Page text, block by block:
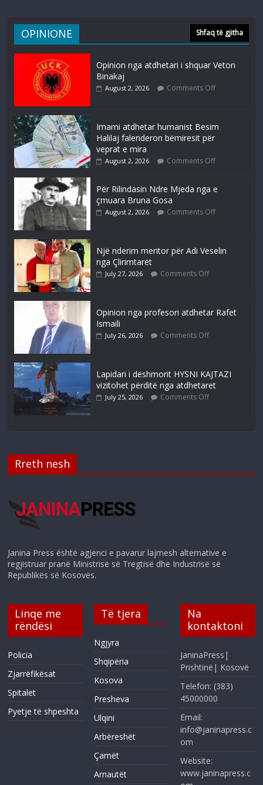
OPINIONE Shfaq të gjitha
Opinion nga atdhetari i shquar Veton
Binakaj
August 2, 2026 Comments Off
Imami atdhetar humanist Besim
Halilaj falenderon bëmiresit për
veprat e mira
August 2, 2026 Comments Off
Për Rilindasin Ndre Mjeda nga e
çmuara Bruna Gosa
August 2, 2026 Comments Off
Një nderim meritor për Adi Veselin
nga Çlirimtarët
July 27, 2026 Comments Off
Opinion nga profesori atdhetar Rafet
Ismaili
July 26, 2026 Comments Off
Lapidari i dëshmorit HYSNI KAJTAZI
vizitohet përditë nga atdhetaret
July 25, 2026 Comments Off
Rreth nesh
Janina Press është agjenci e pavarur lajmesh alternative e
regjistruar pranë Ministrisë së Tregtisë dhe Industrisë së
Republikës së Kosovës.
Linqe me
rëndësi
Policia
Zjarrëfikësat
Spitalet
Pyetje të shpeshta
Të tjera
Ngjyra
Shqipëria
Kosova
Presheva
Ulqini
Arbëreshët
Çamët
Arnautët
Na
kontaktoni
JaninaPress|
Prishtinë| Kosovë
Telefon: (383)
45000000
Email:
info@janinapress.c
om
Website:
www.janinapress.c